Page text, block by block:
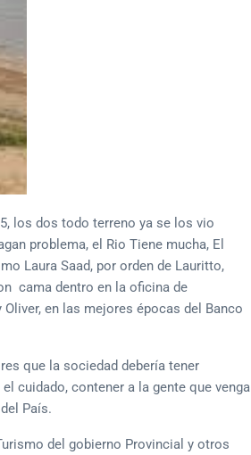
los dos todo terreno ya se los vio
problema, el Rio Tiene mucha, El
Laura Saad, por orden de Lauritto,
cama dentro en la oficina de
en las mejores épocas del Banco
que la sociedad debería tener
cuidado, contener a la gente que venga
País.
del gobierno Provincial y otros